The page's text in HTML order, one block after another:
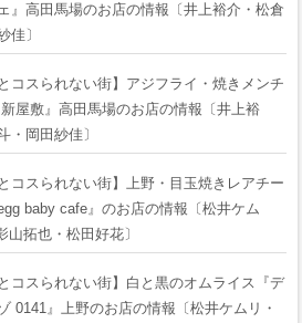
』高田馬場のお店の情報〔井上裕介・松倉
佳〕
コスられない街】アジフライ・焼きメンチ
屋敷』高田馬場のお店の情報〔井上裕
・岡田紗佳〕
コスられない街】上野・目玉焼きレアチー
baby cafe』のお店の情報〔松井ケム
山拓也・松田好花〕
コスられない街】白と黒のオムライス『デ
0141』上野のお店の情報〔松井ケムリ・